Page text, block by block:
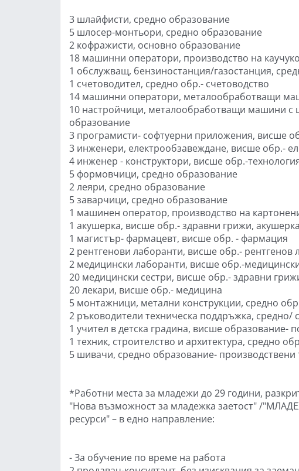
3 шлайфисти, средно образование
5 шлосер-монтьори, средно образование
2 кофражисти, основно образование
18 машинни оператори, производство на
1 обслужващ, бензиностанция/газостанция,
1 счетоводител, средно обр.- счетоводство
14 машинни оператори, металообработващи
10 настройчици, металообработващи машини с
образование
3 програмисти- софтуерни приложения, висше
3 инженери, електрообзавеждане, висше обр.-
4 инженер - конструктори, висше обр.-
5 формовчици, средно образование
2 леяри, средно образование
5 заварчици, средно образование
1 машинен оператор, производство на
1 акушерка, висше обр.- здравни грижи, акушерка
1 магистър- фармацевт, висше обр. - фармация
2 рентгенови лаборанти, висше обр.- рентгенов
2 медицински лаборанти, висше обр.-
20 медицински сестри, висше обр.- здравни
20 лекари, висше обр.- медицина
5 монтажници, метални конструкции, средно
2 ръководители техническа поддръжка, средно/
1 учител в детска градина, висше образование-
1 техник, строителство и архитектура, средно
5 шивачи, средно образование-
*Работни места за младежи до 29 години,
"Нова възможност за младежка заетост" /
ресурси" – в едно направление:
- За обучение по време на работа